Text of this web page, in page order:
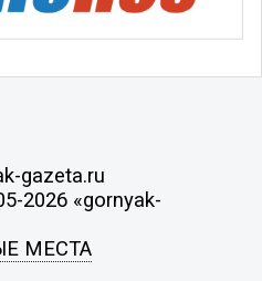
gazeta.ru
2026 «gornyak-
МЕСТА